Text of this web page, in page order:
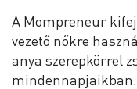
A Mompreneur
vezető nőkre
anya szerepkörrel